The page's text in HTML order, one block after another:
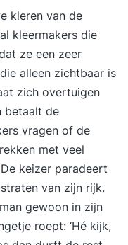
Overtuigingen,
harde werken
Een
zal bijblijven.
aan de slag
innerlijke
van
Master
hoog
op hoe je je
onbewuste
kleren van de
kleermakers die
ze een zeer
alleen zichtbaar is
zich overtuigen
betaalt de
vragen of de
met veel
keizer paradeert
van zijn rijk.
gewoon in zijn
roept: ‘Hé kijk,